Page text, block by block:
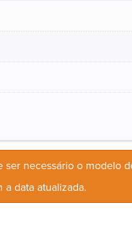
necessário o modelo
data atualizada.